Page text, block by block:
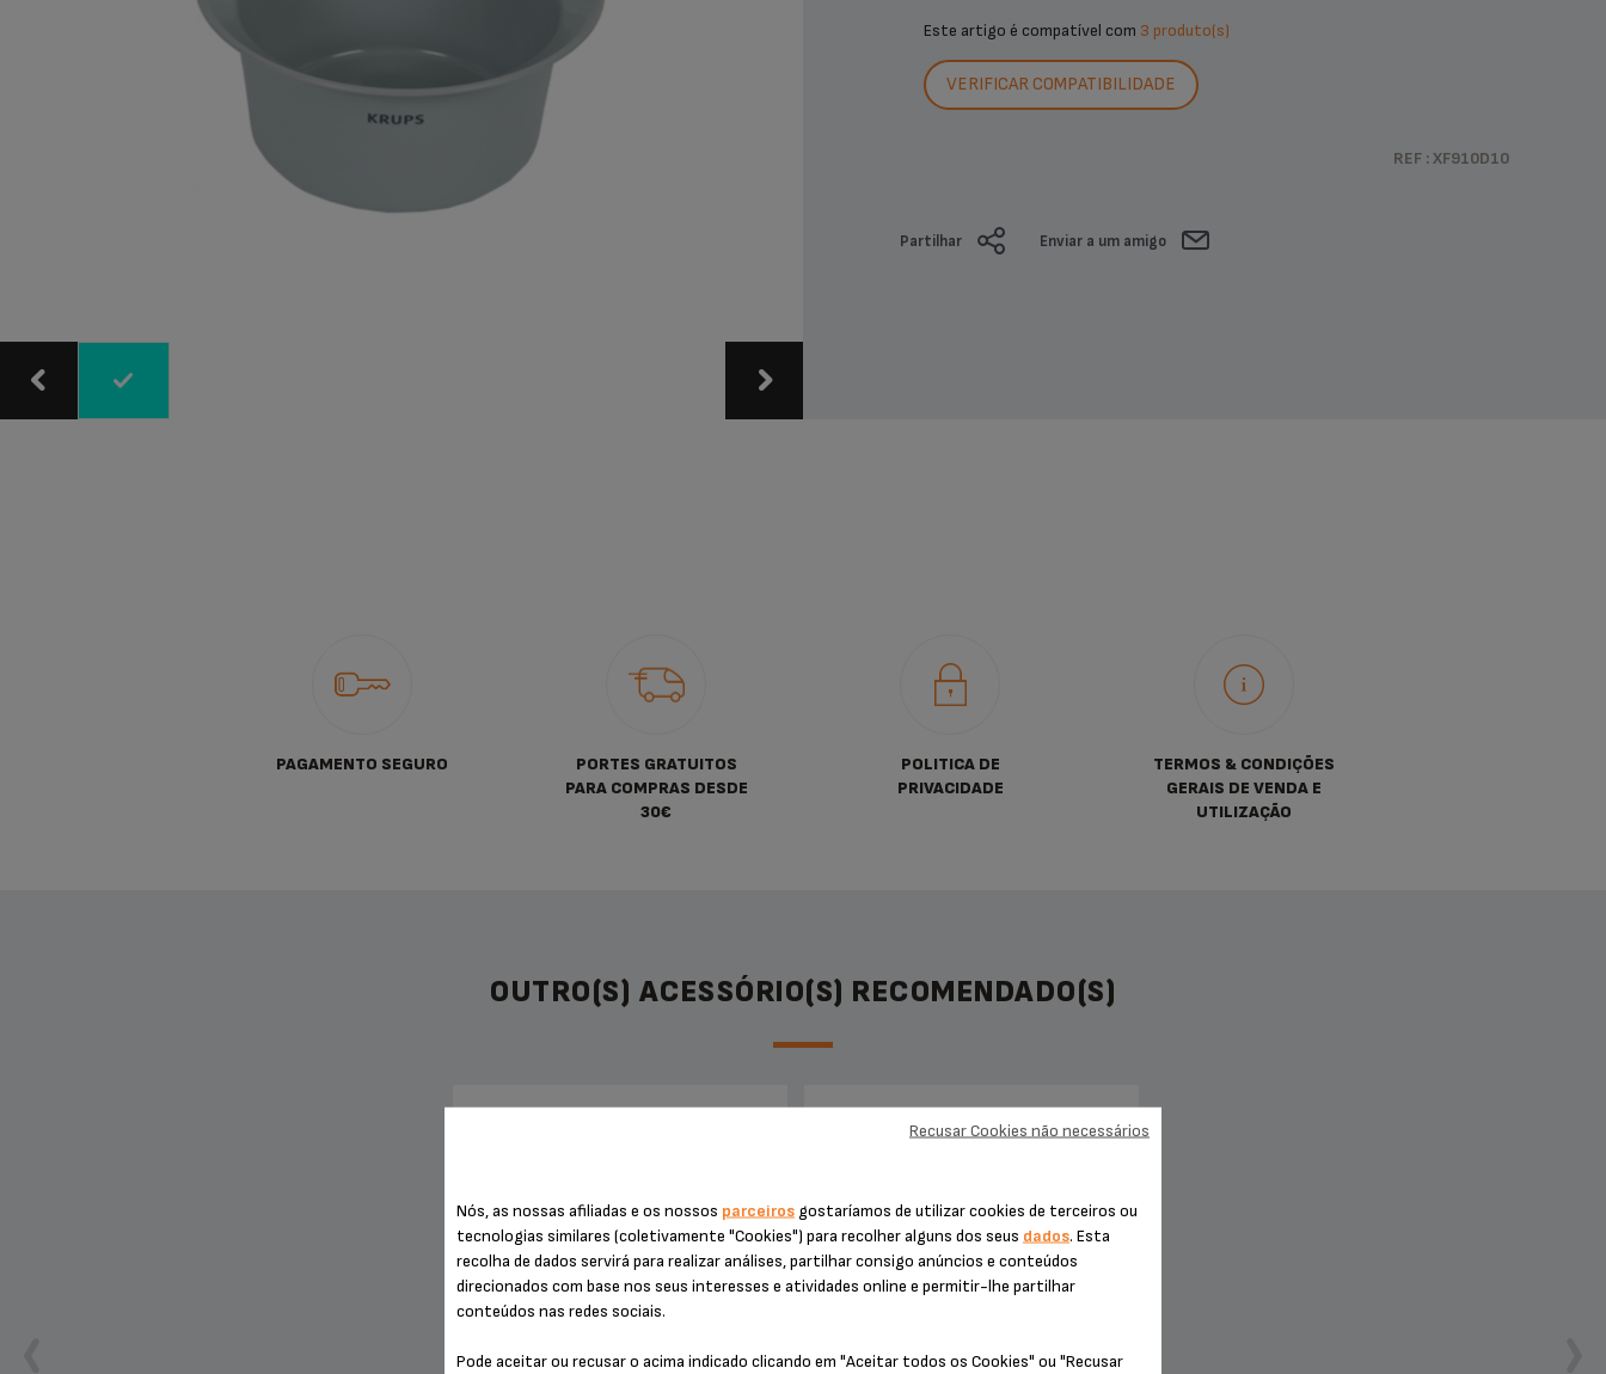
Este artigo é compatível com 3 produto(s)
VERIFICAR COMPATIBILIDADE
REF : XF910D10
Partilhar Enviar a um amigo
PAGAMENTO SEGURO
PORTES GRATUITOS
PARA COMPRAS DESDE
30€
POLITICA DE
PRIVACIDADE
TERMOS & CONDIÇÕES
GERAIS DE VENDA E
UTILIZAÇÃO
OUTRO(S) ACESSÓRIO(S) RECOMENDADO(S)
COPO SS-193753
Nós, as nossas afiliadas e os nossos parceiros gostaríamos de utilizar cookies de terceiros ou
tecnologias similares (coletivamente "Cookies") para recolher alguns dos seus dados. Esta
recolha de dados servirá para realizar análises, partilhar consigo anúncios e conteúdos
direcionados com base nos seus interesses e atividades online e permitir-lhe partilhar
conteúdos nas redes sociais.
Pode aceitar ou recusar o acima indicado clicando em "Aceitar todos os Cookies" ou "Recusar
Recusar Cookies não necessários